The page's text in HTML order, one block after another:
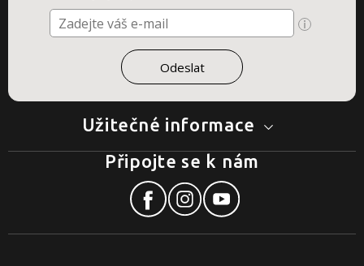
Užitečné informace
Připojte se k nám